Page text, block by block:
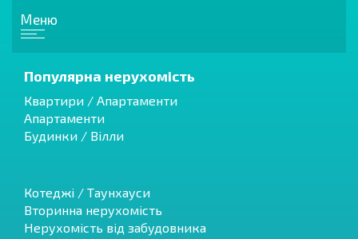
Меню
Популярна нерухомість
Квартири / Апартаменти
Апартаменти
Будинки / Вілли
Котеджі / Таунхауси
Вторинна нерухомість
Нерухомість від забудовника